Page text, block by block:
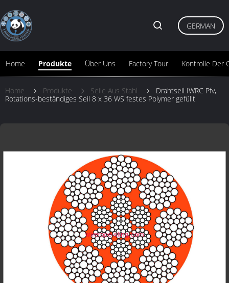
Home Produkte Über Uns Factory Tour Kontrolle Der
GERMAN
Home Produkte Seile Aus Stahl
Drahtseil IWRC Pfv,
Rotations-beständiges Seil 8 x 36 WS festes Polymer gefüllt